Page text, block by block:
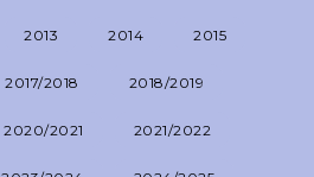
2013 2014 2015
2017/2018 2018/2019
2020/2021 2021/2022